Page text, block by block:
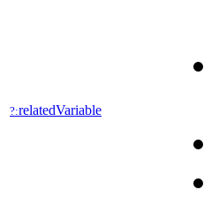
?:relatedVariable